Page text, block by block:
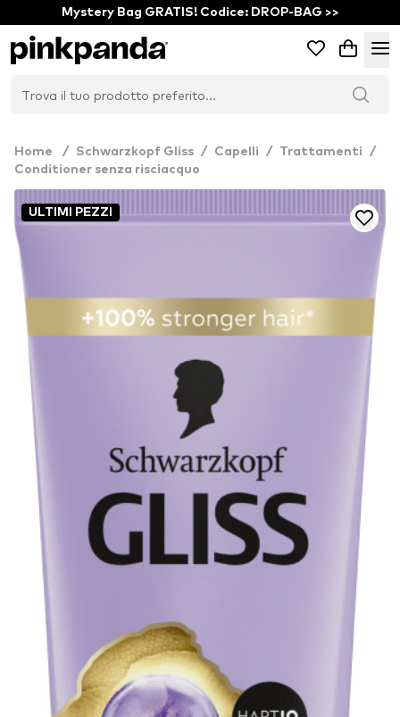
Mystery Bag GRATIS! Codice: DROP-BAG >>
Home / Schwarzkopf Gliss / Capelli / Trattamenti
/
Conditioner senza risciacquo
ULTIMI PEZZI